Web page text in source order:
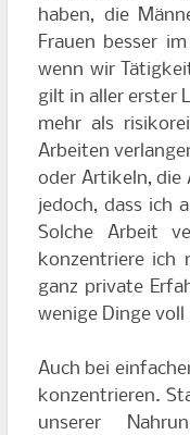
haben, die
Frauen besser
wenn wir
gilt in aller erster
mehr als
Arbeiten
oder Artikeln, die
jedoch, dass ich
Solche Arbeit
konzentriere ich
ganz private
wenige Dinge
Auch bei
konzentrieren.
unserer